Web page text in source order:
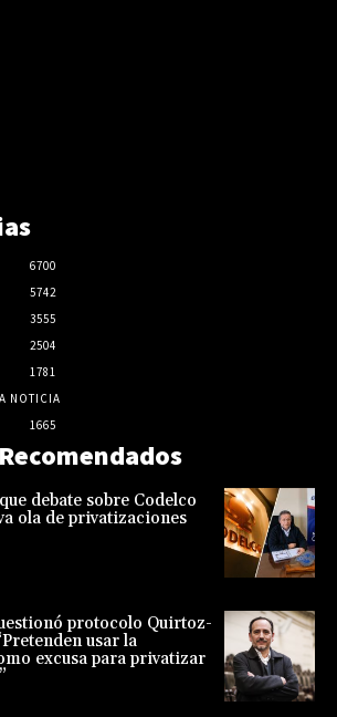
6700
5742
3555
2504
1781
NOTICIA
1665
Recomendados
debate sobre Codelco
ola de privatizaciones
protocolo Quirtoz-
usar la
excusa para privatizar